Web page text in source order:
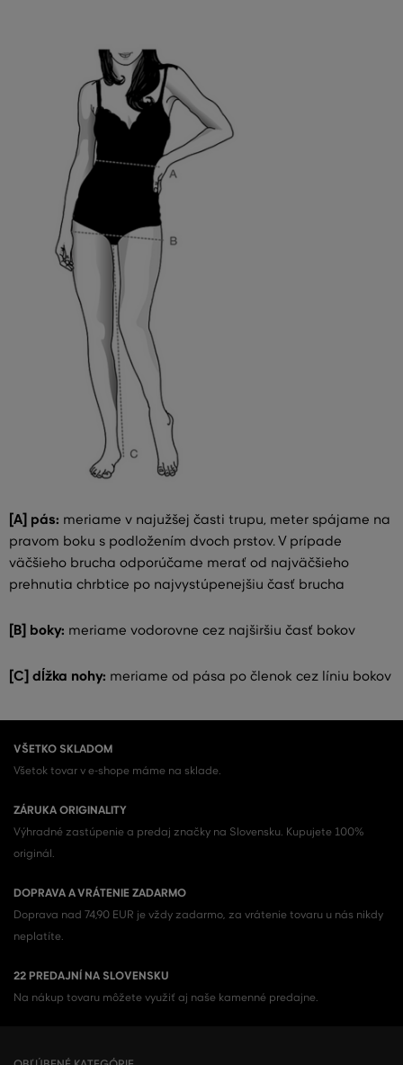
[A] pás: meriame v najužšej časti trupu, meter spájame na
pravom boku s podložením dvoch prstov. V prípade
väčšieho brucha odporúčame merať od najväčšieho
prehnutia chrbtice po najvystúpenejšiu časť brucha
[B] boky: meriame vodorovne cez najširšiu časť bokov
[C] dĺžka nohy: meriame od pása po členok cez líniu bokov
VŠETKO SKLADOM
Všetok tovar v e-shope máme na sklade.
ZÁRUKA ORIGINALITY
Výhradné zastúpenie a predaj značky na Slovensku. Kupujete 100%
originál.
DOPRAVA A VRÁTENIE ZADARMO
Doprava nad 74,90 EUR je vždy zadarmo, za vrátenie tovaru u nás nikdy
neplatíte.
22 PREDAJNÍ NA SLOVENSKU
Na nákup tovaru môžete využiť aj naše kamenné predajne.